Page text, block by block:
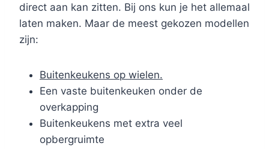
direct aan kan zitten. Bij ons kun je het allemaal
laten maken. Maar de meest gekozen modellen
zijn:
Buitenkeukens op wielen.
Een vaste buitenkeuken onder de
overkapping
Buitenkeukens met extra veel
opbergruimte